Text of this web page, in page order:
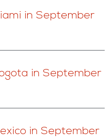
in September
in September
in September